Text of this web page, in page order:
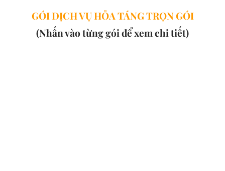
GÓI DỊCH VỤ HỎA TÁNG TRỌN GÓI
(Nhấn vào từng gói để xem chi tiết)